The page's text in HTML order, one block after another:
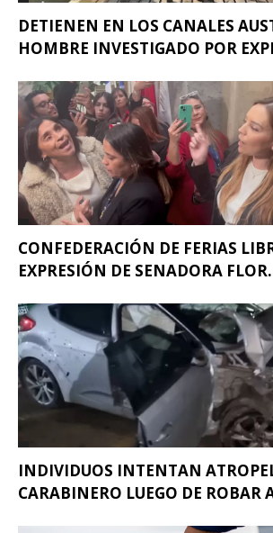
DETIENEN EN LOS CANALES
HOMBRE INVESTIGADO POR
CONFEDERACIÓN DE FERIAS
EXPRESIÓN DE SENADORA
INDIVIDUOS INTENTAN
CARABINERO LUEGO DE ROBAR